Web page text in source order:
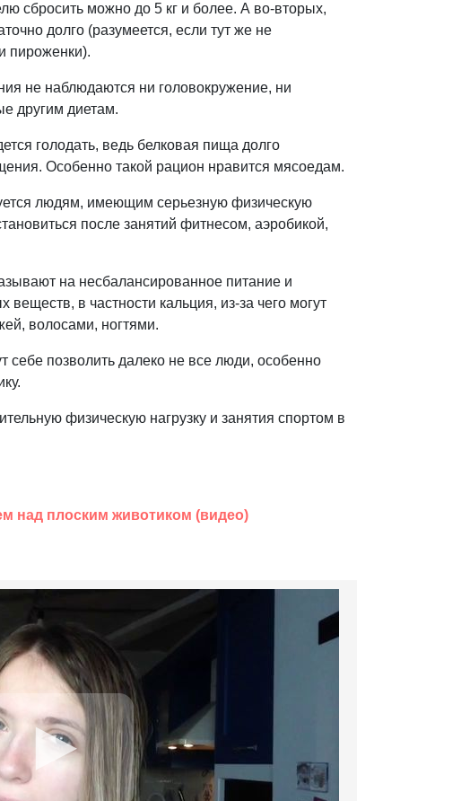
сбросить можно до 5 кг и более. А во-вторых,
долго (разумеется, если тут же не
пироженки).
не наблюдаются ни головокружение, ни
другим диетам.
голодать, ведь белковая пища долго
Особенно такой рацион нравится мясоедам.
людям, имеющим серьезную физическую
после занятий фитнесом, аэробикой,
на несбалансированное питание и
веществ, в частности кальция, из-за чего могут
волосами, ногтями.
себе позволить далеко не все люди, особенно
физическую нагрузку и занятия спортом в
над плоским животиком (видео)